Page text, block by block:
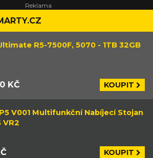
R5-7500F, 5070 - 1TB 32GB
KČ KOUPIT
V001 Multifunkční Nabíjecí Stojan
VR2
KOUPIT